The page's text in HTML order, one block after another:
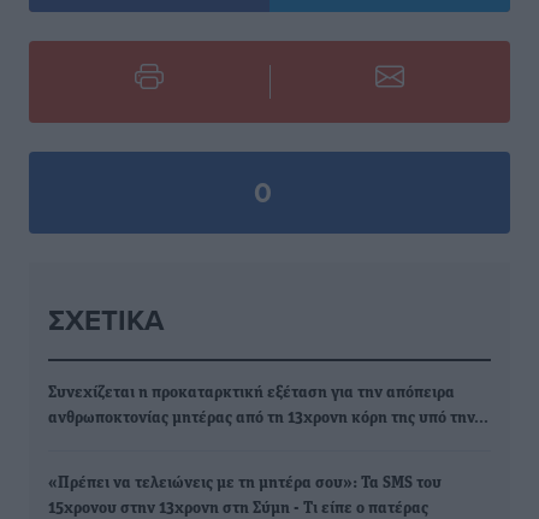
0
ΣΧΕΤΙΚΆ
Συνεχίζεται η προκαταρκτική εξέταση για την απόπειρα
ανθρωποκτονίας μητέρας από τη 13χρονη κόρη της υπό την…
«Πρέπει να τελειώνεις με τη μητέρα σου»: Τα SMS του
15χρονου στην 13χρονη στη Σύμη - Τι είπε ο πατέρας